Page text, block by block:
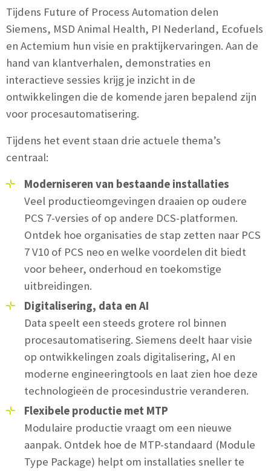
Tijdens Future of Process Automation delen
Siemens, MSD Animal Health, PI Nederland, Ecofuels
en Actemium hun visie en praktijkervaringen. Aan de
hand van klantverhalen, demonstraties en
interactieve sessies krijg je inzicht in de
ontwikkelingen die de komende jaren bepalend zijn
voor procesautomatisering.
Tijdens het event staan drie actuele thema’s
centraal:
Moderniseren van bestaande installaties
Veel productieomgevingen draaien op oudere
PCS 7-versies of op andere DCS-platformen.
Ontdek hoe organisaties de stap zetten naar PCS
7 V10 of PCS neo en welke voordelen dit biedt
voor beheer, onderhoud en toekomstige
uitbreidingen.
Digitalisering, data en AI
Data speelt een steeds grotere rol binnen
procesautomatisering. Siemens deelt haar visie
op ontwikkelingen zoals digitalisering, AI en
moderne engineeringtools en laat zien hoe deze
technologieën de procesindustrie veranderen.
Flexibele productie met MTP
Modulaire productie vraagt om een nieuwe
aanpak. Ontdek hoe de MTP-standaard (Module
Type Package) helpt om installaties sneller te